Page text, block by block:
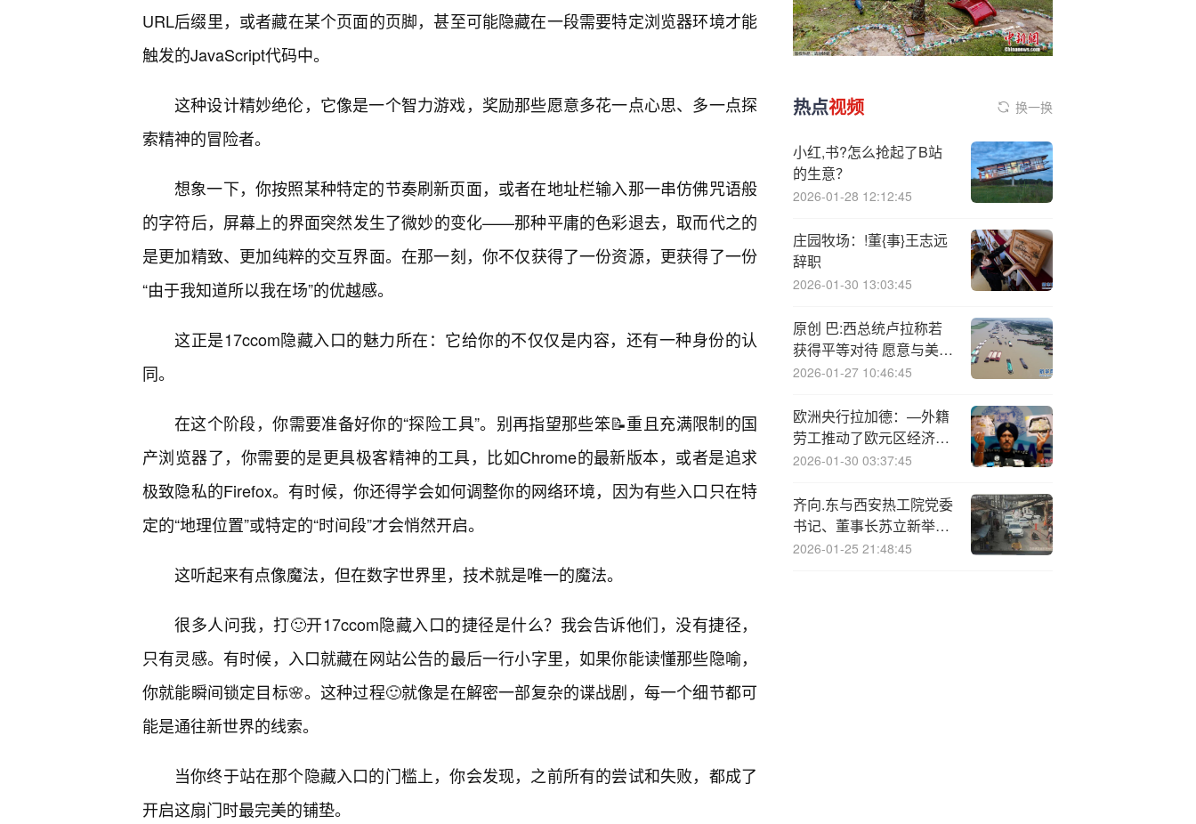
URL后缀里，或者藏在某个页面的页脚，甚至可能隐藏在一段需要特定浏览器环境才能
触发的JavaScript代码中。
这种设计精妙绝伦，它像是一个智力游戏，奖励那些愿意多花一点心思、多一点探
索精神的冒险者。
想象一下，你按照某种特定的节奏刷新页面，或者在地址栏输入那一串仿佛咒语般
的字符后，屏幕上的界面突然发生了微妙的变化——那种平庸的色彩退去，取而代之的
是更加精致、更加纯粹的交互界面。在那一刻，你不仅获得了一份资源，更获得了一份
“由于我知道所以我在场”的优越感。
这正是17ccom隐藏入口的魅力所在：它给你的不仅仅是内容，还有一种身份的认
同。
在这个阶段，你需要准备好你的“探险工具”。别再指望那些笨📝重且充满限制的国
产浏览器了，你需要的是更具极客精神的工具，比如Chrome的最新版本，或者是追求
极致隐私的Firefox。有时候，你还得学会如何调整你的网络环境，因为有些入口只在特
定的“地理位置”或特定的“时间段”才会悄然开启。
这听起来有点像魔法，但在数字世界里，技术就是唯一的魔法。
很多人问我，打🙂开17ccom隐藏入口的捷径是什么？我会告诉他们，没有捷径，
只有灵感。有时候，入口就藏在网站公告的最后一行小字里，如果你能读懂那些隐喻，
你就能瞬间锁定目标🌸。这种过程🙂就像是在解密一部复杂的谍战剧，每一个细节都可
能是通往新世界的线索。
当你终于站在那个隐藏入口的门槛上，你会发现，之前所有的尝试和失败，都成了
开启这扇门时最完美的铺垫。
热点视频 换一换
小红,书?怎么抢起了B站
的生意？
2026-01-28 12:12:45
庄园牧场：!董{事}王志远
辞职
2026-01-30 13:03:45
原创 巴:西总统卢拉称若
获得平等对待 愿意与美国
进行贸易谈判
2026-01-27 10:46:45
欧洲央行拉加德：—外籍
劳工推动了欧元区经济的
发展
2026-01-30 03:37:45
齐向.东与西安热工院党委
书记、董事长苏立新举行
工作会谈
2026-01-25 21:48:45